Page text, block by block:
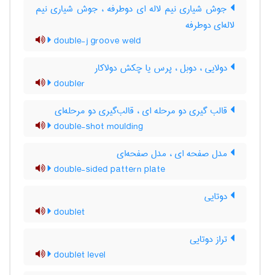
جوش شیاری نیم لاله ای دوطرفه ، جوش شیاری نیم
لاله‌ای دوطرفه
double-j groove weld
دولایی ، دوبل ، پرس یا چکش دولاکار
doubler
قالب گیری دو مرحله ای ، قالب‌گیری دو مرحله‌ای
double-shot moulding
مدل صفحه ای ، مدل صفحه‌ای
double-sided pattern plate
دوتایی
doublet
تراز دوتایی
doublet level